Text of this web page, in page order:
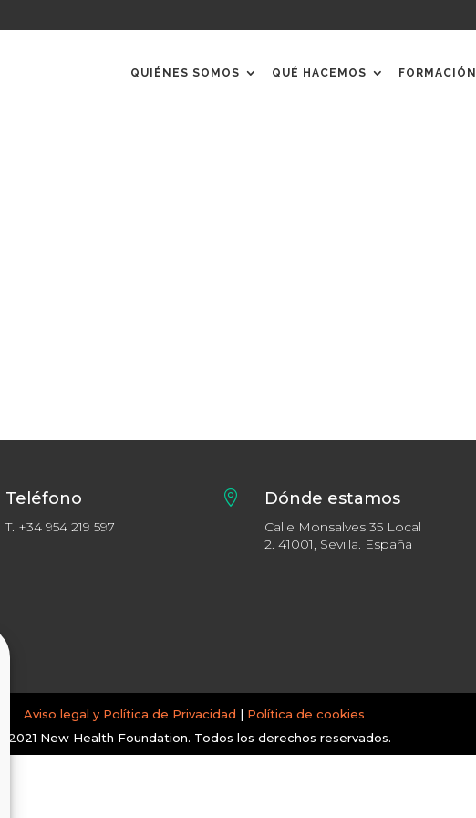
QUIÉNES SOMOS QUÉ HACEMOS FORMACIÓN
Teléfono
T. +34 954 219 597
 Dónde estamos
Calle Monsalves 35 Local
2. 41001, Sevilla. España
Aviso legal y Política de Privacidad | Política de cookies
© 2021 New Health Foundation. Todos los derechos reservados.